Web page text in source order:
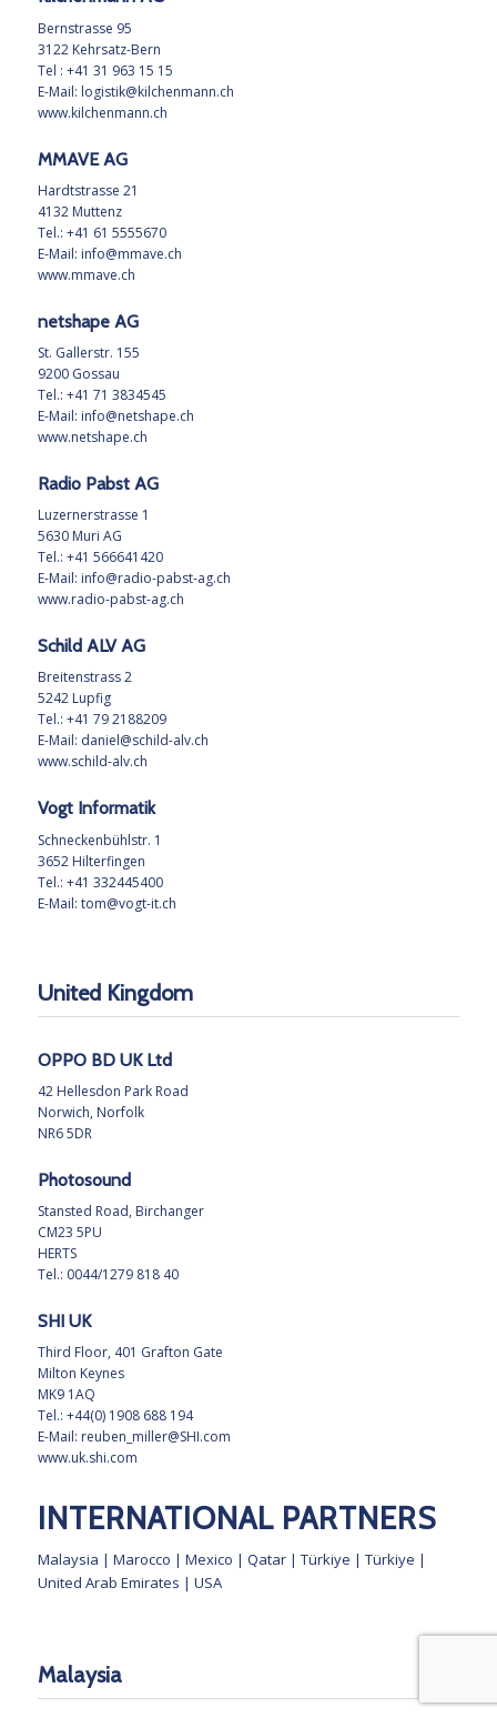
Bernstrasse 95
3122 Kehrsatz-Bern
Tel : +41 31 963 15 15
E-Mail: logistik@kilchenmann.ch
www.kilchenmann.ch
MMAVE AG
Hardtstrasse 21
4132 Muttenz
Tel.: +41 61 5555670
E-Mail: info@mmave.ch
www.mmave.ch
netshape AG
St. Gallerstr. 155
9200 Gossau
Tel.: +41 71 3834545
E-Mail: info@netshape.ch
www.netshape.ch
Radio Pabst AG
Luzernerstrasse 1
5630 Muri AG
Tel.: +41 566641420
E-Mail: info@radio-pabst-ag.ch
www.radio-pabst-ag.ch
Schild ALV AG
Breitenstrass 2
5242 Lupfig
Tel.: +41 79 2188209
E-Mail: daniel@schild-alv.ch
www.schild-alv.ch
Vogt Informatik
Schneckenbühlstr. 1
3652 Hilterfingen
Tel.: +41 332445400
E-Mail: tom@vogt-it.ch
United Kingdom
OPPO BD UK Ltd
42 Hellesdon Park Road
Norwich, Norfolk
NR6 5DR
Photosound
Stansted Road, Birchanger
CM23 5PU
HERTS
Tel.: 0044/1279 818 40
SHI UK
Third Floor, 401 Grafton Gate
Milton Keynes
MK9 1AQ
Tel.: +44(0) 1908 688 194
E-Mail: reuben_miller@SHI.com
www.uk.shi.com
INTERNATIONAL PARTNERS
Malaysia | Marocco | Mexico | Qatar| Türkiye | Türkiye |
United Arab Emirates | USA
Malaysia